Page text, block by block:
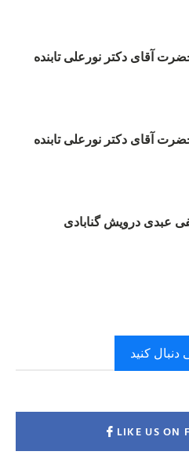
آقای دکتر نورعلی تابنده
آقای دکتر نورعلی تابنده
عبدی درویش گنابادی
کنید
LIKE US ON